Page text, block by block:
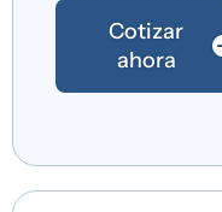
Cotizar
ahora